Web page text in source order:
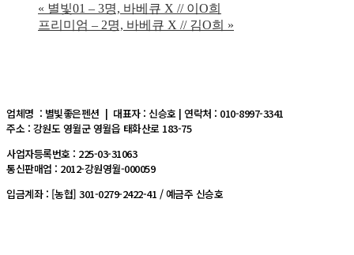
« 별빛01 – 3명, 바베큐 X // 이O희
프리미엄 – 2명, 바베큐 X // 김O희 »
업체명 : 별빛좋은펜션 | 대표자 : 신승호 | 연락처 : 010-8997-3341
주소 : 강원도 영월군 영월읍 태화산로 183-75
사업자등록번호 : 225-03-31063
통신판매업 : 2012-강원영월-000059
입금계좌 : [농협] 301-0279-2422-41 / 예금주 신승호